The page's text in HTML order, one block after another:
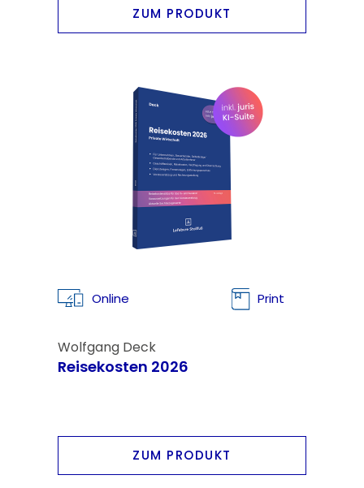
ZUM PRODUKT
Online Print
Wolfgang Deck
Reisekosten 2026
ZUM PRODUKT